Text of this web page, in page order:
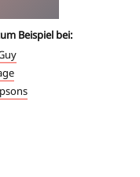
Beispiel bei: